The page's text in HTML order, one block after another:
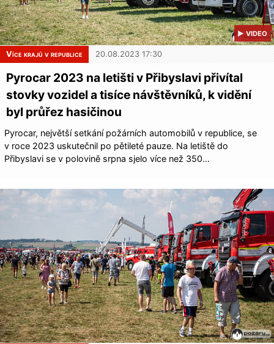
▶ VIDEO
Více krajů v republice 20.08.2023 17:30
Pyrocar 2023 na letišti v Přibyslavi přivítal
stovky vozidel a tisíce návštěvníků, k vidění
byl průřez hasičinou
Pyrocar, největší setkání požárních automobilů v republice, se
v roce 2023 uskutečnil po pětileté pauze. Na letiště do
Přibyslavi se v polovině srpna sjelo více než 350…